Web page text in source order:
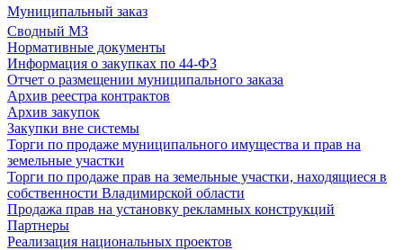
Муниципальный заказ
Сводный МЗ
Нормативные документы
Информация о закупках по 44-ФЗ
Отчет о размещении муниципального заказа
Архив реестра контрактов
Архив закупок
Закупки вне системы
Торги по продаже муниципального имущества и прав на
земельные участки
Торги по продаже прав на земельные участки, находящиеся в
собственности Владимирской области
Продажа прав на установку рекламных конструкций
Партнеры
Реализация национальных проектов